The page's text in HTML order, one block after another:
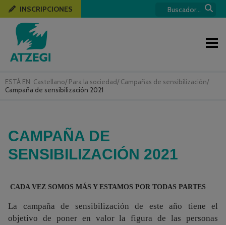
ESTÁ EN: Castellano/ Para la sociedad/ Campañas de sensibilización/
Campaña de sensibilización 2021
INSCRIPCIONES
CAMPAÑA DE
SENSIBILIZACIÓN 2021
CADA VEZ SOMOS MÁS Y ESTAMOS POR TODAS PARTES
La campaña de sensibilización de este año tiene el
objetivo de poner en valor la figura de las personas